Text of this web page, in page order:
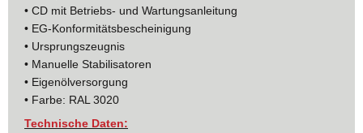
• CD mit Betriebs- und Wartungsanleitung
• EG-Konformitätsbescheinigung
• Ursprungszeugnis
• Manuelle Stabilisatoren
• Eigenölversorgung
• Farbe: RAL 3020
Technische Daten: